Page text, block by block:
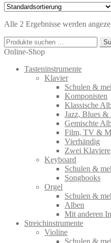
Alle 2 Ergebnisse werden
Suchen
nach:
Online-Shop
Tasteninstrumente
Klavier
Schulen &
Komponisten
Klassische
Jazz, Blues &
Gemischte
Film, TV &
Vierhändig
Zwei Klaviere
Keyboard
Schulen &
Songbooks
Orgel
Schulen &
Alben
Mit anderen
Streichinstrumente
Violine
Schulen &